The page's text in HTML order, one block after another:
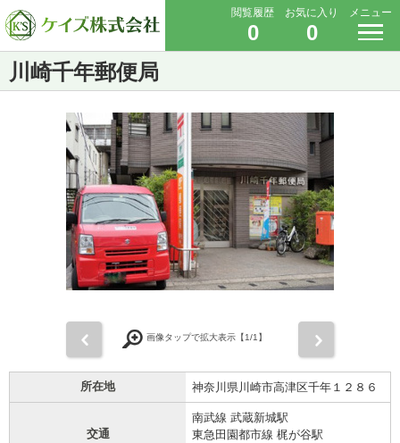
閲覧履歴
0
お気に入り
0
メニュー
川崎千年郵便局
画像タップで拡大表示【1/1】
所在地 神奈川県川崎市高津区千年１２８６
交通
南武線 武蔵新城駅
東急田園都市線 梶が谷駅